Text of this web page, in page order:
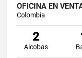
OFICINA EN
Colombia
2
Alcobas